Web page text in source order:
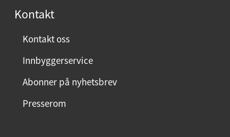
Kontakt
Kontakt oss
Innbyggerservice
Abonner på nyhetsbrev
Presserom